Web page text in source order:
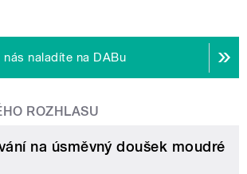
nás naladíte na DABu
ROZHLASU
na úsměvný doušek moudré